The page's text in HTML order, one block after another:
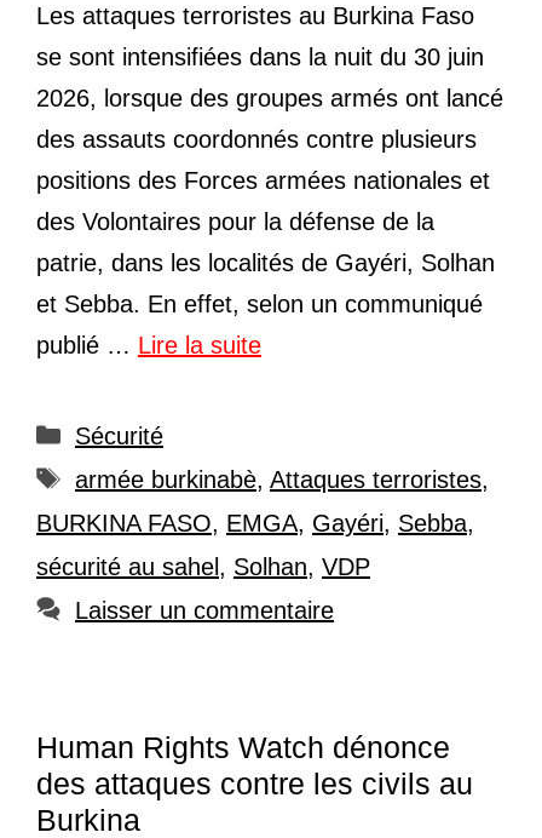
Les attaques terroristes au Burkina Faso
se sont intensifiées dans la nuit du 30 juin
2026, lorsque des groupes armés ont lancé
des assauts coordonnés contre plusieurs
positions des Forces armées nationales et
des Volontaires pour la défense de la
patrie, dans les localités de Gayéri, Solhan
et Sebba. En effet, selon un communiqué
publié … Lire la suite
Catégories
Sécurité
Étiquettes
armée burkinabè, Attaques terroristes,
BURKINA FASO, EMGA, Gayéri, Sebba,
sécurité au sahel , Solhan, VDP
Laisser un commentaire
Human Rights Watch dénonce
des attaques contre les civils au
Burkina